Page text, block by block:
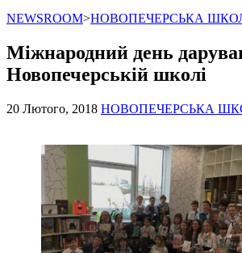
NEWSROOM>НОВОПЕЧЕРСЬКА
Міжнародний день
Новопечерській школі
20 Лютого, 2018 НОВОПЕЧЕРСЬКА